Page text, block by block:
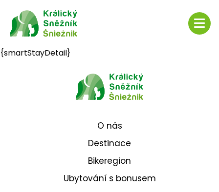
{smartStayDetail}
O nás
Destinace
Bikeregion
Ubytování s bonusem